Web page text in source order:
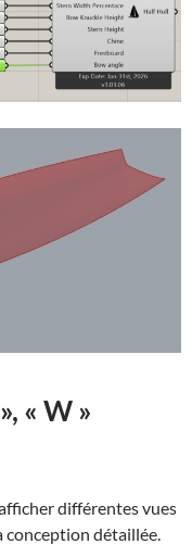
« W »
différentes vues
conception détaillée.